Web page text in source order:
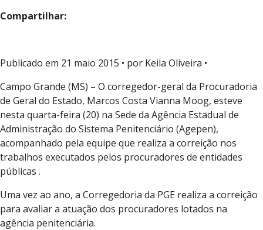
Compartilhar:
Publicado em 21 maio 2015 • por Keila Oliveira •
Campo Grande (MS) – O corregedor-geral da Procuradoria
de Geral do Estado, Marcos Costa Vianna Moog, esteve
nesta quarta-feira (20) na Sede da Agência Estadual de
Administração do Sistema Penitenciário (Agepen),
acompanhado pela equipe que realiza a correição nos
trabalhos executados pelos procuradores de entidades
públicas .
Uma vez ao ano, a Corregedoria da PGE realiza a correição
para avaliar a atuação dos procuradores lotados na
agência penitenciária.